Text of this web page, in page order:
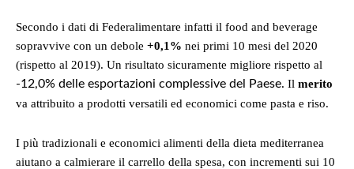
Secondo i dati di Federalimentare infatti il food and beverage
sopravvive con un debole +0,1% nei primi 10 mesi del 2020
(rispetto al 2019). Un risultato sicuramente migliore rispetto al
-12,0% delle esportazioni complessive del Paese. Il merito
va attribuito a prodotti versatili ed economici come pasta e riso.
I più tradizionali e economici alimenti della dieta mediterranea
aiutano a calmierare il carrello della spesa, con incrementi sui 10